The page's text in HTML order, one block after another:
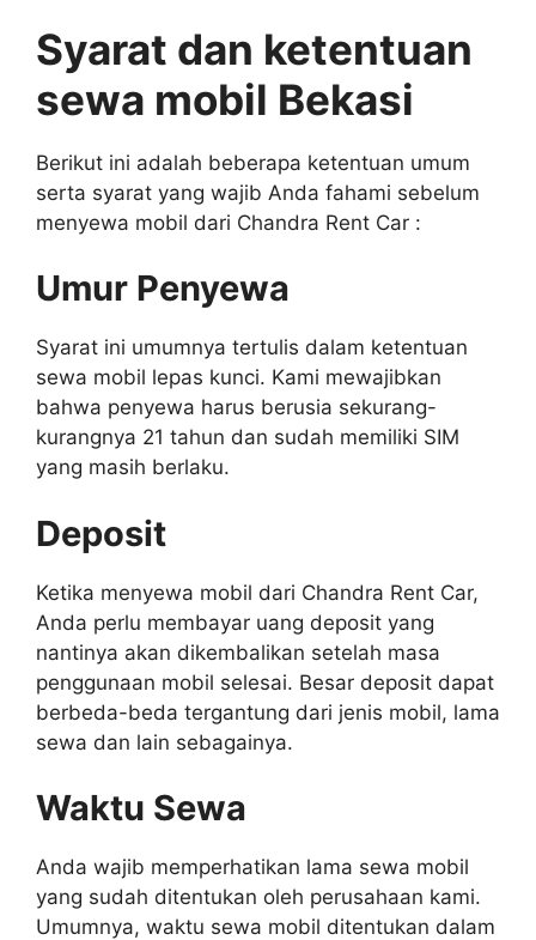
Syarat dan ketentuan
sewa mobil Bekasi
Berikut ini adalah beberapa ketentuan umum
serta syarat yang wajib Anda fahami sebelum
menyewa mobil dari Chandra Rent Car :
Umur Penyewa
Syarat ini umumnya tertulis dalam ketentuan
sewa mobil lepas kunci. Kami mewajibkan
bahwa penyewa harus berusia sekurang-
kurangnya 21 tahun dan sudah memiliki SIM
yang masih berlaku.
Deposit
Ketika menyewa mobil dari Chandra Rent Car,
Anda perlu membayar uang deposit yang
nantinya akan dikembalikan setelah masa
penggunaan mobil selesai. Besar deposit dapat
berbeda-beda tergantung dari jenis mobil, lama
sewa dan lain sebagainya.
Waktu Sewa
Anda wajib memperhatikan lama sewa mobil
yang sudah ditentukan oleh perusahaan kami.
Umumnya, waktu sewa mobil ditentukan dalam